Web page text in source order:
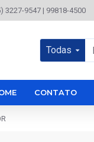
3227-9547 | 99818-4500
Todas
CONTATO